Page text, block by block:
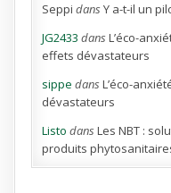
Seppi dansY a-t-il un
JG2433 dansL’éco-
effets dévastateurs
sippe dansL’éco-
dévastateurs
Listo dansLes NBT :
produits